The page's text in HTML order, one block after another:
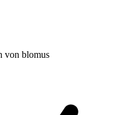
von blomus